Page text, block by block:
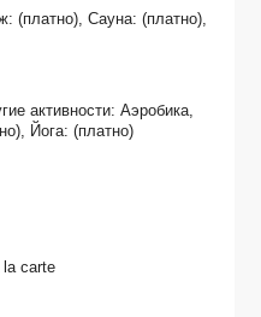
希尔顿酒店 ) 5*
力丽思卡尔顿酒店) 5*
(和平宾馆（王府井店）) 4*
(платно), Сауна: (платно),
активности: Аэробика,
Йога: (платно)
la carte